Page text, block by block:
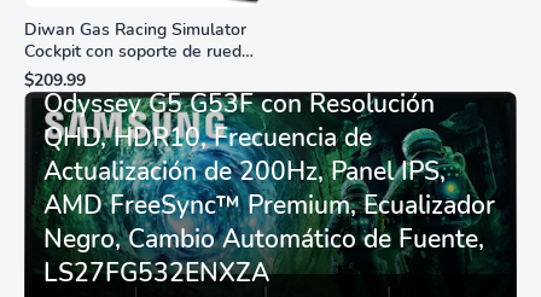
Diwan Gas Racing Simulator
Cockpit con soporte de rueda
de carreras plegable y
asiento - Logitech
G29/920/923/27/25,
Thrustmaster
T248/X/T300RS/T150/458/TX
$209.99
Monitor Gamer SAMSUNG 27”
Odyssey G5 G53F con Resolución
QHD, HDR10, Frecuencia de
Actualización de 200Hz, Panel IPS,
AMD FreeSync™ Premium, Ecualizador
Negro, Cambio Automático de Fuente,
LS27FG532ENXZA